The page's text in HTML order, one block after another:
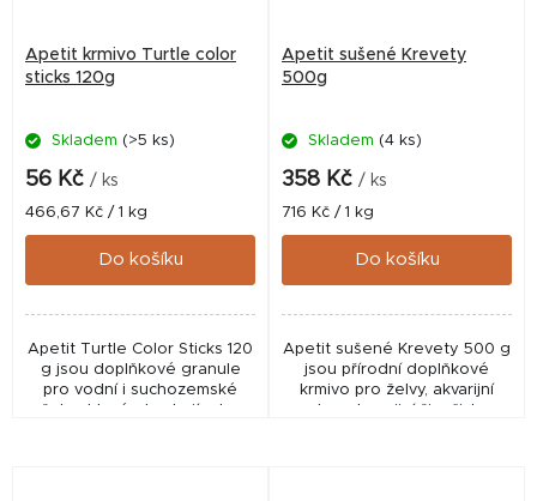
Apetit krmivo Turtle color
sticks 120g
Skladem (>5 ks)
56 Kč / ks
Měrná
cena:
466,67 Kč / 1 kg
Do košíku
Apetit Turtle Color Sticks 120
g jsou doplňkové granule
pro vodní i suchozemské
želvy, které obsahují ryby,
Apetit sušené Krevety
500g
Skladem (4 ks)
358 Kč / ks
Měrná
cena:
716 Kč / 1 kg
Do košíku
Apetit sušené Krevety 500 g
jsou přírodní doplňkové
krmivo pro želvy, akvarijní
ryby a terarijní živočichy.